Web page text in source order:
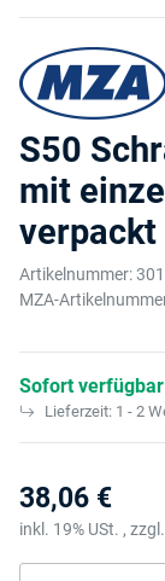
S50
mit
verpackt
Artikelnummer:
MZA-
Sofort verfügbar
Lieferzeit: 1 - 2
38,06 €
inkl. 19% USt. , zzgl.